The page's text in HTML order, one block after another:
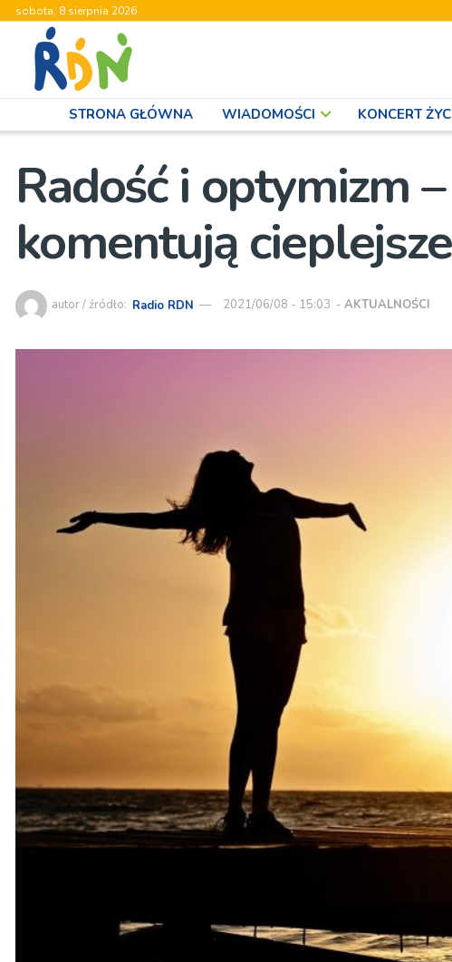
sobota, 8 sierpnia 2026
STRONA GŁÓWNA WIADOMOŚCI KONCERT
Radość i optymizm
komentują
autor / źródło: Radio RDN 2021/06/08 - 15:03 - AKTUALNOŚCI